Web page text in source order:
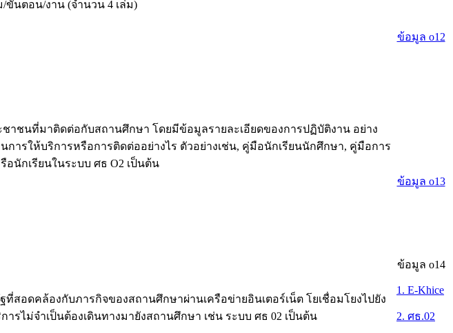
/ขั้นตอน/งาน (จำนวน 4 เล่ม)
ข้อมูล o12
าชนที่มาติดต่อกับสถานศึกษา โดยมีข้อมูลรายละเอียดของการปฏิบัติงาน อย่าง
ารให้บริการหรือการติดต่ออย่างไร ตัวอย่างเช่น, คู่มือนักเรียนนักศึกษา, คู่มือการ
นักเรียนในระบบ ศธ O2 เป็นต้น
ข้อมูล o13
สอดคล้องกับภารกิจของสถานศึกษาผ่านเครือข่ายอินเตอร์เน็ต โยเชื่อมโยงไปยัง
รไม่จำเป็นต้องเดินทางมายังสถานศึกษา เช่น ระบบ ศธ 02 เป็นต้น
ข้อมูล o14
1. E-Khice
2. ศธ.02